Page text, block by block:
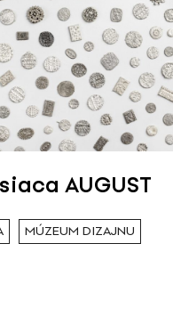
AUGUST
MÚZEUM DIZAJNU